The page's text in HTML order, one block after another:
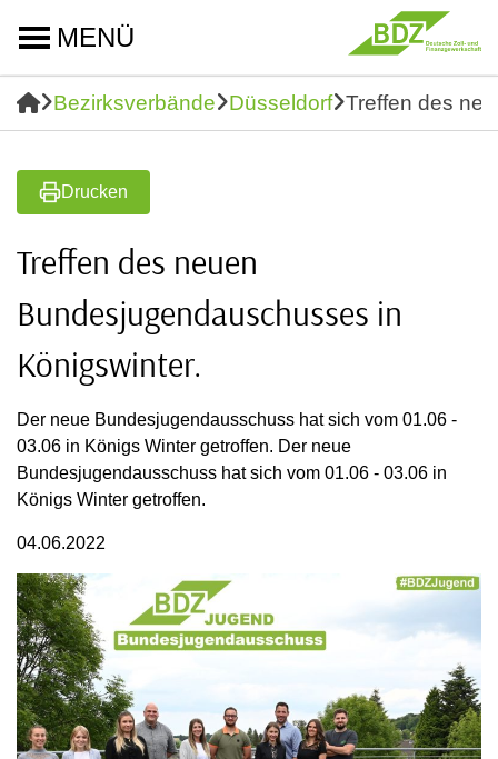
MENÜ
Bezirksverbände Düsseldorf Treffen des
Drucken
Treffen des neuen
Bundesjugendauschusses in
Königswinter.
Der neue Bundesjugendausschuss hat sich vom 01.06 -
03.06 in Königs Winter getroffen. Der neue
Bundesjugendausschuss hat sich vom 01.06 - 03.06 in
Königs Winter getroffen.
04.06.2022